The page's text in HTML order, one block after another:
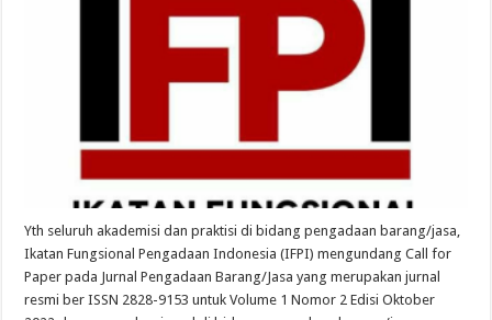
Yth seluruh akademisi dan praktisi di bidang pengadaan barang/jasa,
Ikatan Fungsional Pengadaan Indonesia (IFPI) mengundang Call for
Paper pada Jurnal Pengadaan Barang/Jasa yang merupakan jurnal
resmi ber ISSN 2828-9153 untuk Volume 1 Nomor 2 Edisi Oktober